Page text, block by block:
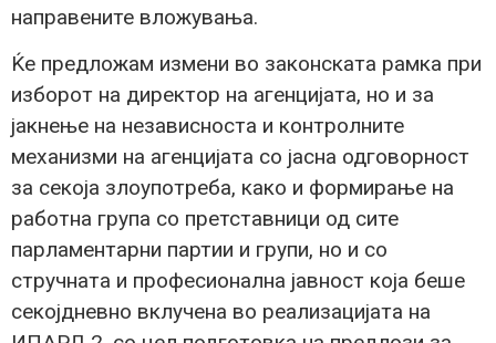
направените вложувања.
Ќе предложам измени во законската рамка при
изборот на директор на агенцијата, но и за
јакнење на независноста и контролните
механизми на агенцијата со јасна одговорност
за секоја злоупотреба, како и формирање на
работна група со претставници од сите
парламентарни партии и групи, но и со
стручната и професионална јавност која беше
секојдневно вклучена во реализацијата на